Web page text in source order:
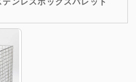
テンレスボックスパレット